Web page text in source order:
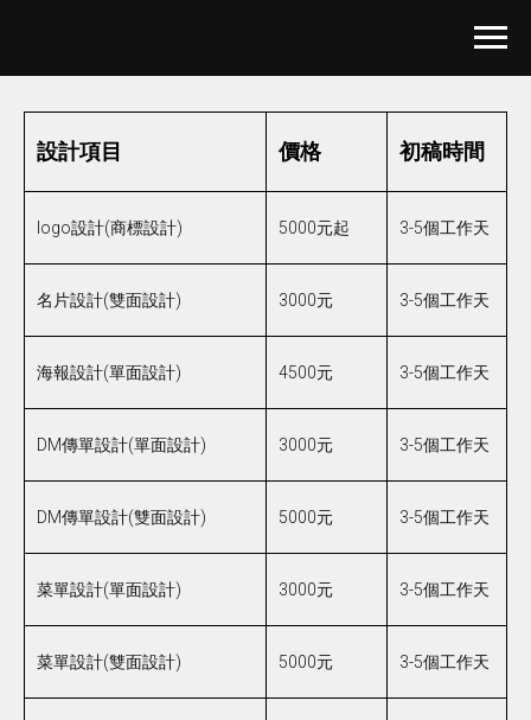
設計項目 價格 初稿時間
logo設計(商標設計) 5000元起 3-5個工作天
名片設計(雙面設計) 3000元 3-5個工作天
海報設計(單面設計) 4500元 3-5個工作天
DM傳單設計(單面設計) 3000元 3-5個工作天
DM傳單設計(雙面設計) 5000元 3-5個工作天
菜單設計(單面設計) 3000元 3-5個工作天
菜單設計(雙面設計) 5000元 3-5個工作天